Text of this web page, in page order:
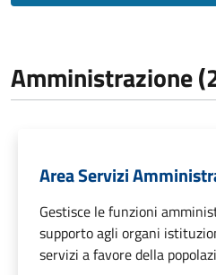
Amministrazione
Area Servizi
Gestisce le funzioni
supporto agli organi
servizi a favore della